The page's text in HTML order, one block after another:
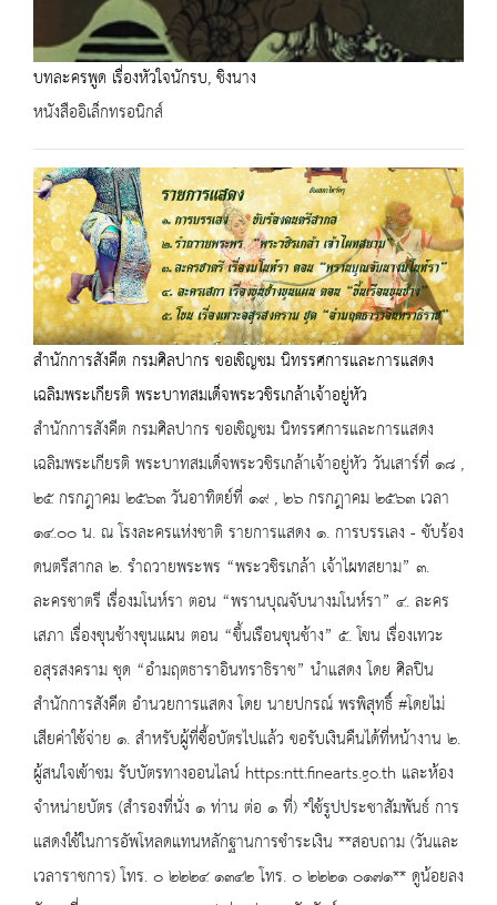
บทละครพูด เรื่องหัวใจนักรบ, ชิงนาง
หนังสืออิเล็กทรอนิกส์
สำนักการสังคีต กรมศิลปากร ขอเชิญชม นิทรรศการและการแสดง
เฉลิมพระเกียรติ พระบาทสมเด็จพระวชิรเกล้าเจ้าอยู่หัว
สำนักการสังคีต กรมศิลปากร ขอเชิญชม นิทรรศการและการแสดง
เฉลิมพระเกียรติ พระบาทสมเด็จพระวชิรเกล้าเจ้าอยู่หัว วันเสาร์ที่ ๑๘ ,
๒๕ กรกฎาคม ๒๕๖๓ วันอาทิตย์ที่ ๑๙ , ๒๖ กรกฎาคม ๒๕๖๓ เวลา
๑๔.๐๐ น. ณ โรงละครแห่งชาติ รายการแสดง ๑. การบรรเลง - ขับร้อง
ดนตรีสากล ๒. รำถวายพระพร “พระวชิรเกล้า เจ้าไผทสยาม” ๓.
ละครชาตรี เรื่องมโนห์รา ตอน “พรานบุณจับนางมโนห์รา” ๔. ละคร
เสภา เรื่องขุนช้างขุนแผน ตอน “ขึ้นเรือนขุนช้าง” ๕. โขน เรื่องเทวะ
อสุรสงคราม ชุด “อำมฤตธาราอินทราธิราช” นำแสดง โดย ศิลปิน
สำนักการสังคีต อำนวยการแสดง โดย นายปกรณ์ พรพิสุทธิ์ #โดยไม่
เสียค่าใช้จ่าย ๑. สำหรับผู้ที่ซื้อบัตรไปแล้ว ขอรับเงินคืนได้ที่หน้างาน ๒.
ผู้สนใจเข้าชม รับบัตรทางออนไลน์ https:ntt.finearts.go.th และห้อง
จำหน่ายบัตร (สำรองที่นั่ง ๑ ท่าน ต่อ ๑ ที่) *ใช้รูปประชาสัมพันธ์ การ
แสดงใช้ในการอัพโหลดแทนหลักฐานการชำระเงิน **สอบถาม (วันและ
เวลาราชการ) โทร. ๐ ๒๒๒๔ ๑๓๔๒ โทร. ๐ ๒๒๒๑ ๐๑๗๑** ดูน้อยลง